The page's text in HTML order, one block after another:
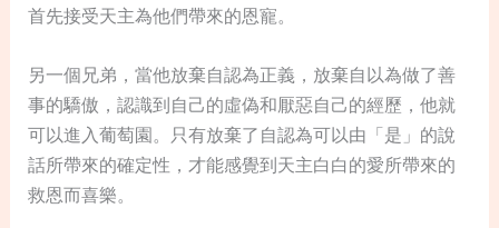
首先接受天主為他們帶來的恩寵。
另一個兄弟，當他放棄自認為正義，放棄自以為做了善
事的驕傲，認識到自己的虛偽和厭惡自己的經歷，他就
可以進入葡萄園。只有放棄了自認為可以由「是」的說
話所帶來的確定性，才能感覺到天主白白的愛所帶來的
救恩而喜樂。